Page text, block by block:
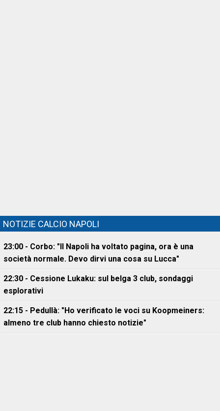
NOTIZIE CALCIO NAPOLI
23:00 - Corbo: "Il Napoli ha voltato pagina, ora è una
società normale. Devo dirvi una cosa su Lucca"
22:30 - Cessione Lukaku: sul belga 3 club, sondaggi
esplorativi
22:15 - Pedullà: "Ho verificato le voci su Koopmeiners:
almeno tre club hanno chiesto notizie"